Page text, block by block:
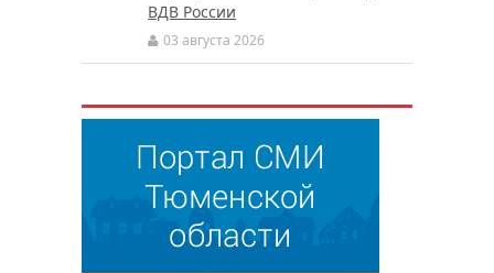
ВДВ России
03 августа 2026